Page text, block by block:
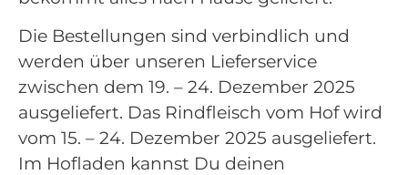
Die Bestellungen sind verbindlich und
werden über unseren Lieferservice
zwischen dem 19. – 24. Dezember 2025
ausgeliefert. Das Rindfleisch vom Hof wird
vom 15. – 24. Dezember 2025 ausgeliefert.
Im Hofladen kannst Du deinen